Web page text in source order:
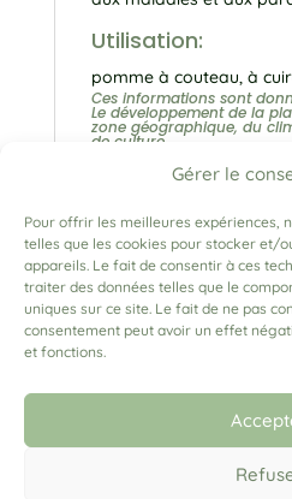
Gérer le
Pour offrir les meilleures expériences,
telles que les cookies pour stocker et/
appareils. Le fait de consentir à ces
traiter des données telles que le
uniques sur ce site. Le fait de ne pas
consentement peut avoir un effet
et fonctions.
Utilisation:
pomme à couteau, à
Ces informations sont
Le développement de la
zone géographique, du
de culture.
Mentions